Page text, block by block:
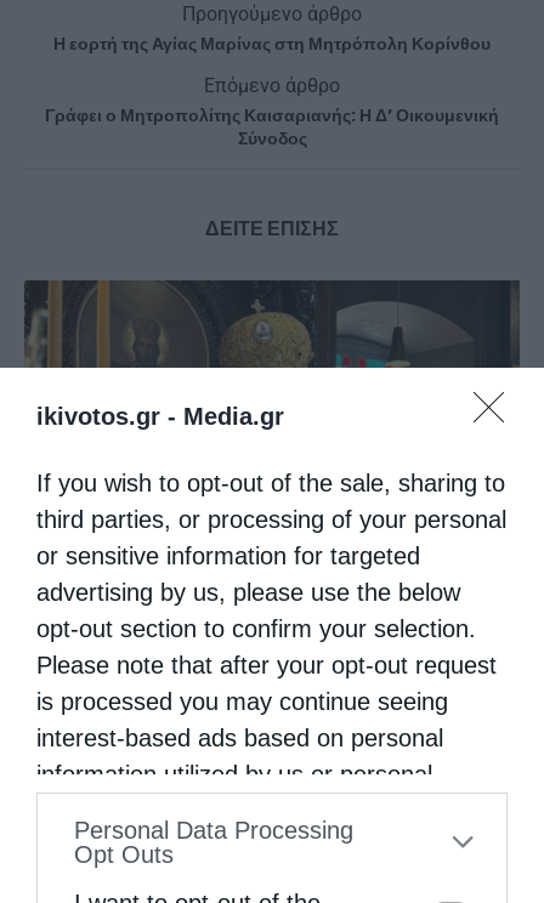
ikivotos.gr - Media.gr
If you wish to opt-out of the sale, sharing to
third parties, or processing of your personal
or sensitive information for targeted
advertising by us, please use the below
opt-out section to confirm your selection.
Please note that after your opt-out request
is processed you may continue seeing
interest-based ads based on personal
information utilized by us or personal
to your opt-out. You may separately opt-out
Personal Data Processing
Opt Outs
Προηγούμενο άρθρο
Η εορτή της Αγίας Μαρίνας στη Μητρόπολη Κορίνθου
Επόμενο άρθρο
Γράφει ο Μητροπολίτης Καισαριανής: Η Δ’ Οικουμενική
Σύνοδος
ΔΕΙΤΕ ΕΠΙΣΗΣ
Ύδρας Εφραίμ: Η νεότητα είναι το μέλλον της...